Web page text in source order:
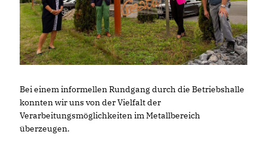
Bei einem informellen Rundgang durch die Betriebshalle
konnten wir uns von der Vielfalt der
Verarbeitungsmöglichkeiten im Metallbereich
überzeugen.